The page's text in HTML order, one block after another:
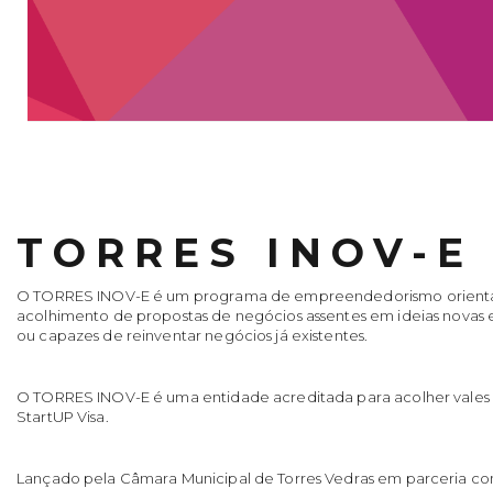
TORRES INOV-E
O TORRES INOV-E é um programa de empreendedorismo
acolhimento de propostas de negócios assentes em ideias novas
ou capazes de reinventar negócios já existentes.
O TORRES INOV-E é uma entidade acreditada para acolher
StartUP Visa.
Lançado pela Câmara Municipal de Torres Vedras em parceria